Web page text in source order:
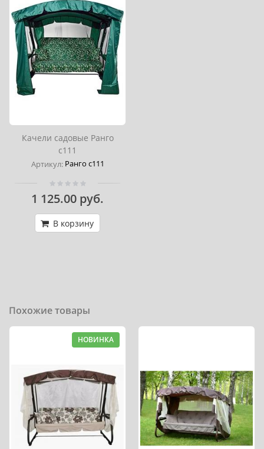
Качели садовые Ранго
с111
Артикул: Ранго с111
1 125.00 руб.
В корзину
Похожие товары
НОВИНКА